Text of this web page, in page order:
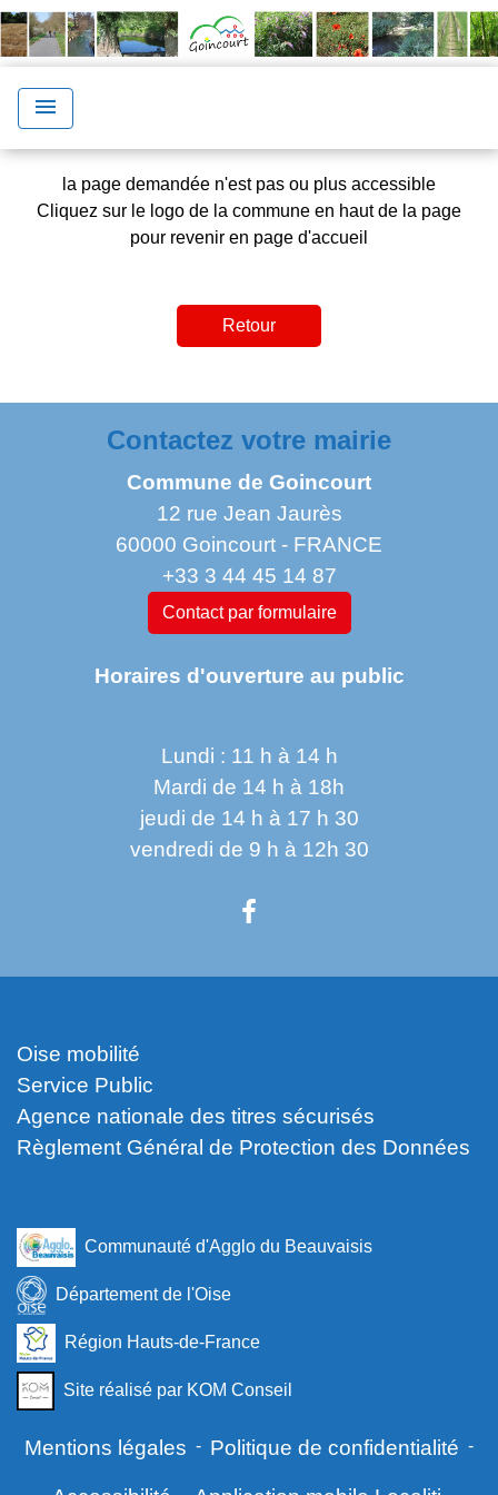
menu
la page demandée n'est pas ou plus accessible
Cliquez sur le logo de la commune en haut de la page
pour revenir en page d'accueil
Retour
Contactez votre mairie
Commune de Goincourt
12 rue Jean Jaurès
60000 Goincourt - FRANCE
+33 3 44 45 14 87
Contact par formulaire
Horaires d'ouverture au public
Lundi : 11 h à 14 h
Mardi de 14 h à 18h
jeudi de 14 h à 17 h 30
vendredi de 9 h à 12h 30
Oise mobilité
Service Public
Agence nationale des titres sécurisés
Règlement Général de Protection des Données
Communauté d'Agglo du Beauvaisis
Département de l'Oise
Région Hauts-de-France
Site réalisé par KOM Conseil
Mentions légales - Politique de confidentialité -